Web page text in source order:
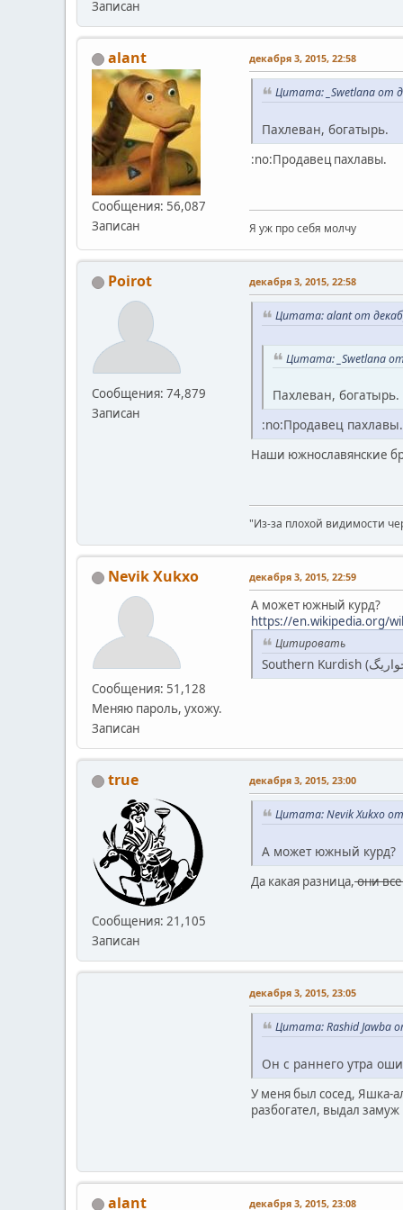
Записан
alant
Сообщения: 56,087
Записан
декабря 3, 2015, 22:58
Цитата: _Swetlana от
Пахлеван, богатырь.
:no:Продавец пахлавы.
Я уж про себя молчу
Poirot
Сообщения: 74,879
Записан
декабря 3, 2015, 22:58
Цитата: alant от
Цитата: _Swetlana
Пахлеван, богатырь.
:no:Продавец пахлавы.
Наши южнославянские
"Из-за плохой видимости
Nevik Xukxo
Сообщения: 51,128
Меняю пароль, ухожу.
Записан
декабря 3, 2015, 22:59
А может южный курд?
https://en.wikipedia.org/
Цитировать
true
Сообщения: 21,105
Записан
декабря 3, 2015, 23:00
Цитата: Nevik Xukxo
А может южный курд?
Да какая разница,они
декабря 3, 2015, 23:05
Цитата: Rashid Jawba
Он с раннего утра
У меня был сосед, Яшка-
разбогател, выдал
alant декабря 3, 2015, 23:08